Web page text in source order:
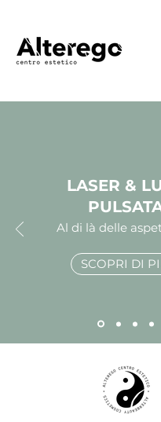
LASER &
Al di là delle
SCOPRI DI